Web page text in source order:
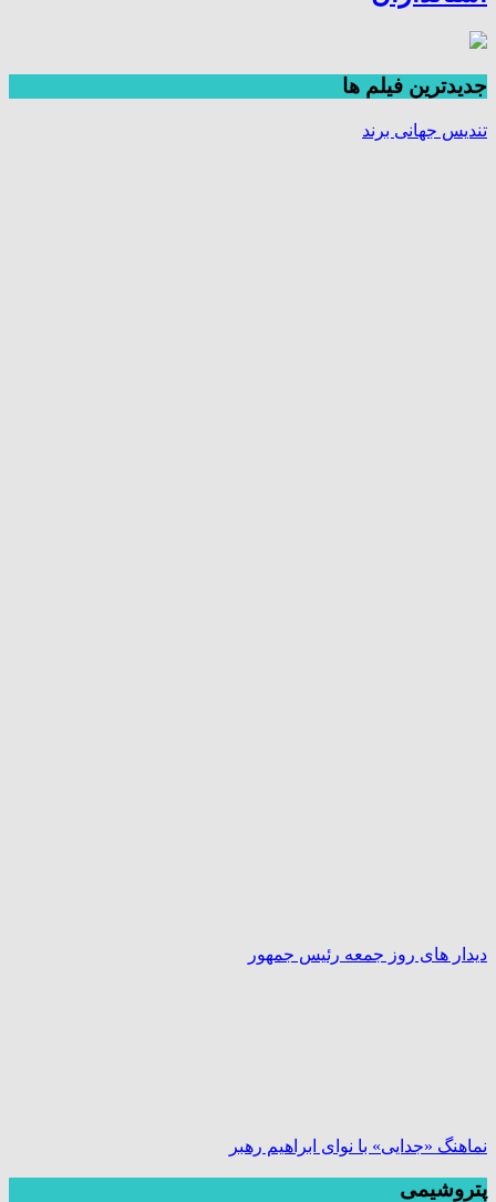
جديدترين فیلم ها
تندیس جهانی برند
دیدار های روز جمعه رئیس جمهور
نماهنگ «جدایی» با نوای ابراهیم رهبر
پتروشیمی